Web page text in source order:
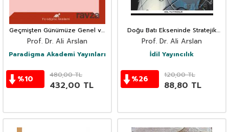
Geçmişten Günümüze Genel ve
Yerel Seçim Sonuçları Temelinde
Türkiye'nin Siyasi Yapısı ve
Milletvekillerimiz
Prof. Dr. Ali Arslan
Paradigma Akademi Yayınları
%10 480,00TL
432,00 TL
Doğu Batı Ekseninde Stratejik
Rekabet
Prof. Dr. Ali Arslan
İdil Yayıncılık
%26 120,00TL
88,80 TL